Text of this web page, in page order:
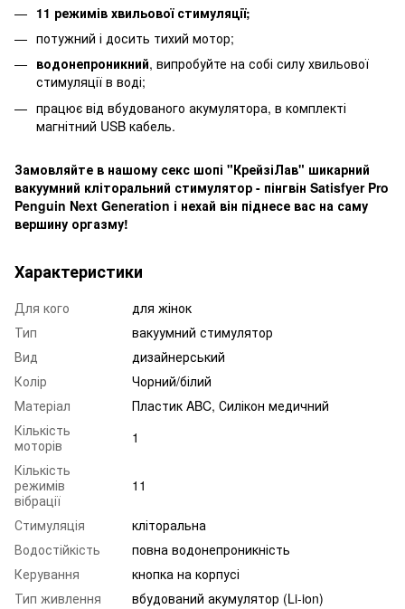
11 режимів хвильової стимуляції;
потужний і досить тихий мотор;
водонепроникний, випробуйте на собі силу хвильової
стимуляції в воді;
працює від вбудованого акумулятора, в комплекті
магнітний USB кабель.
Замовляйте в нашому секс шопі "КрейзіЛав" шикарний
вакуумний кліторальний стимулятор - пінгвін Satisfyer Pro
Penguin Next Generation і нехай він піднесе вас на саму
вершину оргазму!
Характеристики
Для кого
для жінок
Тип
вакуумний стимулятор
Вид
дизайнерський
Колір
Чорний/білий
Матеріал
Пластик ABC, Силікон медичний
Кількість
моторів
1
Кількість
режимів
вібрації
11
Стимуляція
кліторальна
Водостійкість
повна водонепроникність
Керування
кнопка на корпусі
Тип живлення
вбудований акумулятор (Li-ion)